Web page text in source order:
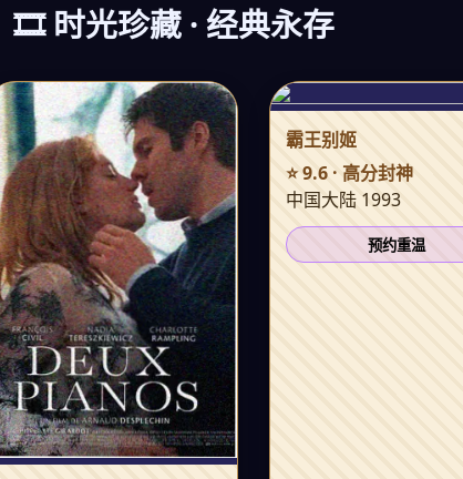
🎞️ 时光珍藏 · 经典永存
霸王别姬
⭐ 9.6 · 高分封神
中国大陆 1993
预约重温